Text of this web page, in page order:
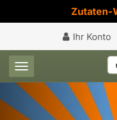
Zutaten-
Ihr Konto
Toggle navigation